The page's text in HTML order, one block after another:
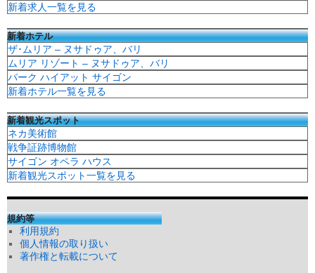
新着求人一覧を見る
新着ホテル
ザ･ムリア – ヌサドゥア、バリ
ムリア リゾート – ヌサドゥア、バリ
パーク ハイアット サイゴン
新着ホテル一覧を見る
新着観光スポット
ネカ美術館
戦争証跡博物館
サイゴン オペラ ハウス
新着観光スポット一覧を見る
規約等
利用規約
個人情報の取り扱い
著作権と転載について